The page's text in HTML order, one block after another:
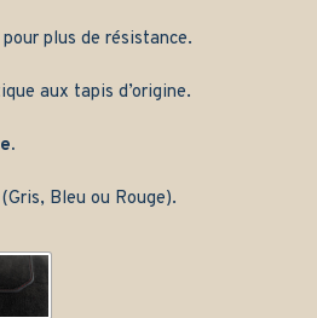
plus de résistance.
aux tapis d’origine.
Bleu ou Rouge).